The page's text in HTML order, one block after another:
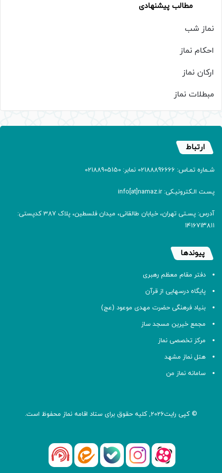
مطالب پیشنهادی
نماز شب
احکام نماز
ارکان نماز
مبطلات نماز
ارتباط
شـماره تمـاس: 02188896666 نمابر: 02188905150
پسـت الـکترونیـکی: info[at]namaz.ir
آدرس: پسـتی تهران، خیابان طالقانی، میدان فلسطین، پلاک 387 کدپستی:
۱۴۱۶۷۱۳۸۱۱
پیوندها
دفتر مقام معظم رهبری
پایگاه درسهایی از قرآن
بنیاد فرهنگی حضرت مهدی موعود (عج)
مجمع خیرین مسجد ساز
مرکز تخصصی نماز
هتل نماز مشهد
سامانه نماز من
© کپی رایت2026, کلیه حقوق برای ستاد اقامه نماز محفوظ است.
آپارات اینستاگرام
بله ایتا